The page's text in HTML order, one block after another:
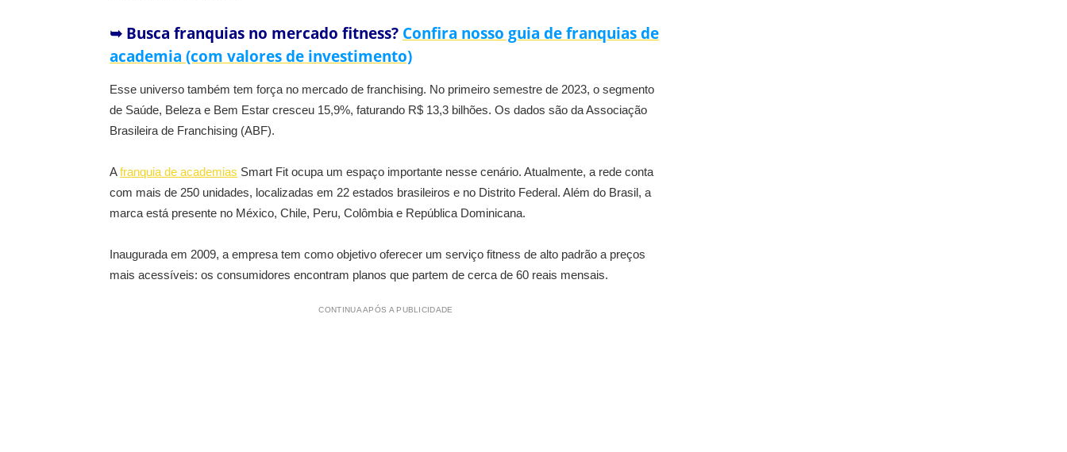
➥ Busca franquias no mercado fitness? Confira nosso guia de franquias de
academia (com valores de investimento)
Esse universo também tem força no mercado de franchising. No primeiro semestre de 2023, o segmento
de Saúde, Beleza e Bem Estar cresceu 15,9%, faturando R$ 13,3 bilhões. Os dados são da Associação
Brasileira de Franchising (ABF).
Afranquia de academias Smart Fit ocupa um espaço importante nesse cenário. Atualmente, a rede conta
com mais de 250 unidades, localizadas em 22 estados brasileiros e no Distrito Federal. Além do Brasil, a
marca está presente no México, Chile, Peru, Colômbia e República Dominicana.
Inaugurada em 2009, a empresa tem como objetivo oferecer um serviço fitness de alto padrão a preços
mais acessíveis: os consumidores encontram planos que partem de cerca de 60 reais mensais.
CONTINUA APÓS A PUBLICIDADE